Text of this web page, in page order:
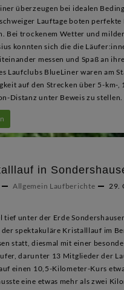
überzeugen bei idealen
Lauftage boten
Bei trockenem Wetter und
konnten sich die die
messen und Spaß an
Laufclubs BlueLiner waren am
auf den Strecken über 5-km-,
Distanz unter Beweis zu
in
Allgemein Laufberichte
29.
tief unter der Erde
der spektakuläre Kristalllauf im
statt, diesmal mit einer
darunter 13 Mitglieder der
einen 10,5-Kilometer-Kurs
eine etwas mehr als zwei